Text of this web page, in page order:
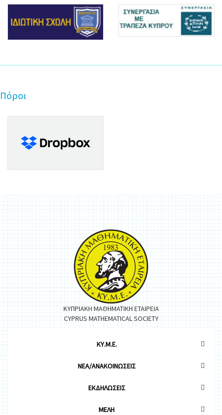
Πόροι
ΚΥΠΡΙΑΚΗ ΜΑΘΗΜΑΤΙΚΗ ΕΤΑΙΡΕΙΑ
CYPRUS MATHEMATICAL SOCIETY
ΚΥ.Μ.Ε.
ΝΕΑ/ΑΝΑΚΟΙΝΩΣΕΙΣ
ΕΚΔΗΛΩΣΕΙΣ
ΜΕΛΗ